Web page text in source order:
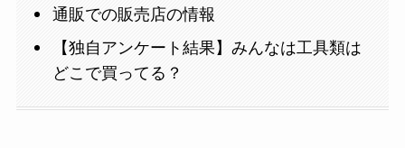
通販での販売店の情報
【独自アンケート結果】みんなは工具類は
どこで買ってる？